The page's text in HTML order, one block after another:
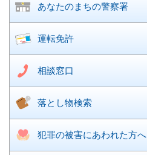
あなたのまちの警察署
運転免許
相談窓口
落とし物検索
犯罪の被害にあわれた方へ